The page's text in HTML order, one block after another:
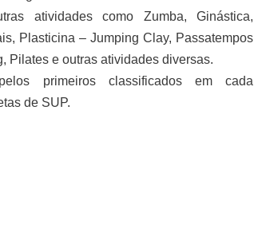
atividades como Zumba, Ginástica,
Plasticina – Jumping Clay, Passatempos
Pilates e outras atividades diversas.
primeiros classificados em cada
de SUP.